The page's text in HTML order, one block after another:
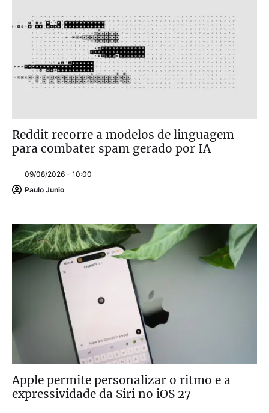
Reddit recorre a modelos de linguagem
para combater spam gerado por IA
09/08/2026 - 10:00
Paulo Junio
Apple permite personalizar o ritmo e a
expressividade da Siri no iOS 27